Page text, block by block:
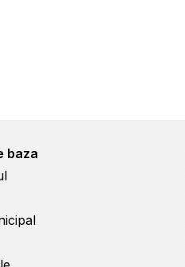
baza